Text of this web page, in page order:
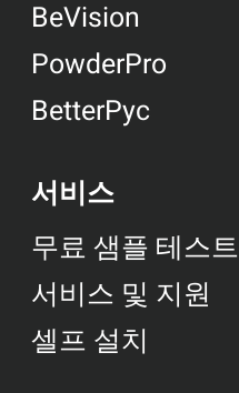
BeVision
PowderPro
BetterPyc
서비스
무료 샘플 테스트
서비스 및 지원
셀프 설치